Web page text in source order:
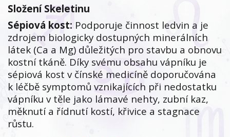
Složení Skeletinu
Sépiová kost: Podporuje činnost ledvin a je
zdrojem biologicky dostupných minerálních
látek (Ca a Mg) důležitých pro stavbu a obnovu
kostní tkáně. Díky svému obsahu vápníku je
sépiová kost v čínské medicíně doporučována
k léčbě symptomů vznikajících při nedostatku
vápníku v těle jako lámavé nehty, zubní kaz,
měknutí a řídnutí kostí, křivice a stagnace
růstu.